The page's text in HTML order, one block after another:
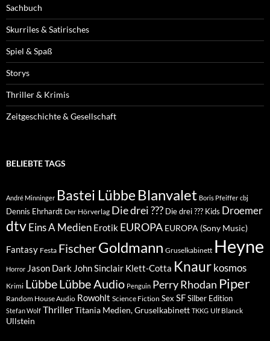
Sachbuch
Skurriles & Satirisches
Spiel & Spaß
Storys
Thriller & Krimis
Zeitgeschichte & Gesellschaft
BELIEBTE TAGS
André Minninger Bastei Lübbe Blanvalet Boris Pfeiffer cbj
Dennis Ehrhardt Der Hörverlag Die drei ??? Die drei ??? Kids Droemer
dtvEins A Medien Erotik EUROPA EUROPA (Sony Music)
Fantasy Festa FischerGoldmann Gruselkabinett Heyne
Horror Jason Dark John Sinclair Klett-Cotta Knaur kosmos
Krimi LübbeLübbe Audio Penguin Perry Rhodan Piper
Random House Audio Rowohlt Science Fiction Sex SFSilber Edition
Stefan Wolf ThrillerTitania Medien, Gruselkabinett TKKG Ulf Blanck
Ullstein